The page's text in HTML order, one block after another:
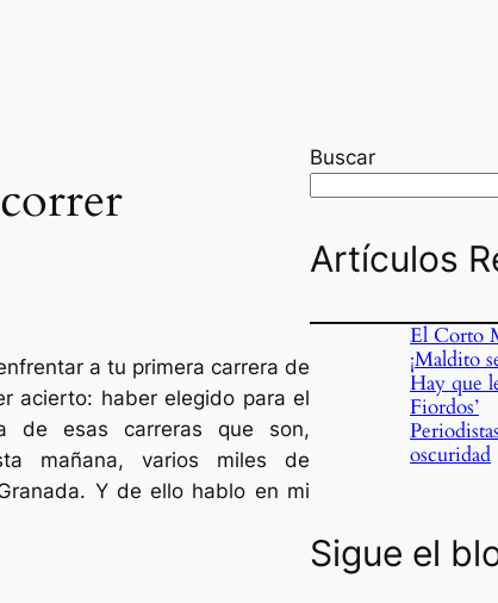
a tu primera carrera de
acierto: haber elegido para el
de esas carreras que son,
mañana, varios miles de
Y de ello hablo en mi
Buscar
Artículos
El Corto
¡Maldito
Hay que
Fiordos’
oscuridad
Sigue el